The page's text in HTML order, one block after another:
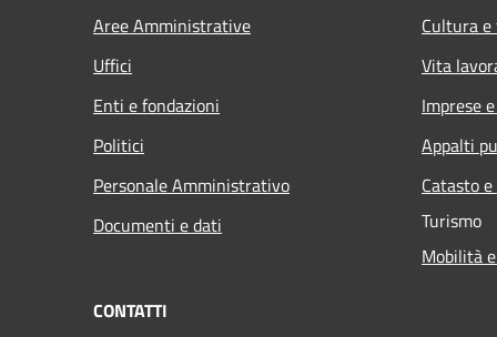
Aree Amministrative
Uffici
Enti e fondazioni
Politici
Personale Amministrativo
Documenti e dati
Cultura
Vita
Imprese
Appalti
Catasto
Turismo
Mobilità
CONTATTI